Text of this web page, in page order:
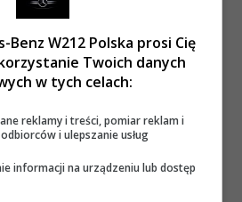
Benz W212 Polska prosi Cię
Twoich danych
w tych celach:
reklamy i treści, pomiar reklam i
i ulepszanie usług
informacji na urządzeniu lub dostęp